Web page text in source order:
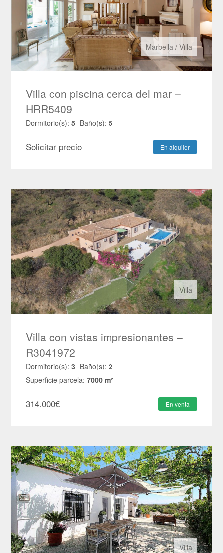
Marbella/ Villa
Villa con piscina cerca del mar –
HRR5409
Dormitorio(s): 5 Baño(s): 5
Solicitar precio En alquiler
Villa
Villa con vistas impresionantes –
R3041972
Dormitorio(s): 3 Baño(s): 2
Superficie parcela: 7000 m²
314.000€ En venta
Villa